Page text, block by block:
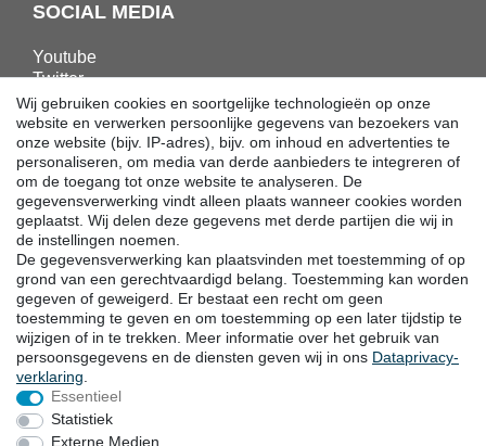
SOCIAL MEDIA
Youtube
Twitter
Linkedin
Facebook
Instagram
DOWNLOADS
Catalogi
Techniek
Certificaten
Onderzoek
Promotie
LOCATIES
Wij gebruiken cookies en soortgelijke technologieën op onze
website en verwerken persoonlijke gegevens van bezoekers van
onze website (bijv. IP-adres), bijv. om inhoud en advertenties te
personaliseren, om media van derde aanbieders te integreren of
om de toegang tot onze website te analyseren. De
gegevensverwerking vindt alleen plaats wanneer cookies worden
geplaatst. Wij delen deze gegevens met derde partijen die wij in
de instellingen noemen.
De gegevensverwerking kan plaatsvinden met toestemming of op
grond van een gerechtvaardigd belang. Toestemming kan worden
gegeven of geweigerd. Er bestaat een recht om geen
toestemming te geven en om toestemming op een later tijdstip te
wijzigen of in te trekken. Meer informatie over het gebruik van
persoonsgegevens en de diensten geven wij in ons Data­privacy­
verklaring
Essentieel
Statistiek
Externe Medien